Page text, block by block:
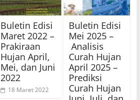
Buletin Edisi
Maret 2022 –
Prakiraan
Hujan April,
Mei, dan Juni
2022
18 Maret 2022
Buletin Edisi
Mei 2025 –
Analisis
Curah Hujan
April 2025 –
Prediksi
Curah Hujan